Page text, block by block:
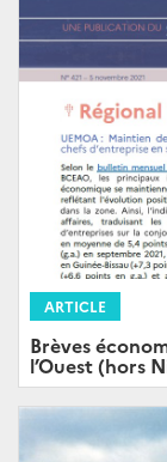
ARTICLE
Brèves
l’Ouest (hors